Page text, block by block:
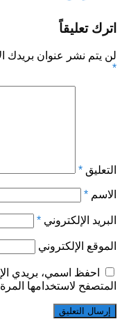
اترك تعليقاً
لن يتم نشر عنوان بريدك
*
التعليق *
الاسم *
البريد الإلكتروني *
الموقع الإلكتروني
احفظ اسمي، بريدي
المتصفح لاستخدامها